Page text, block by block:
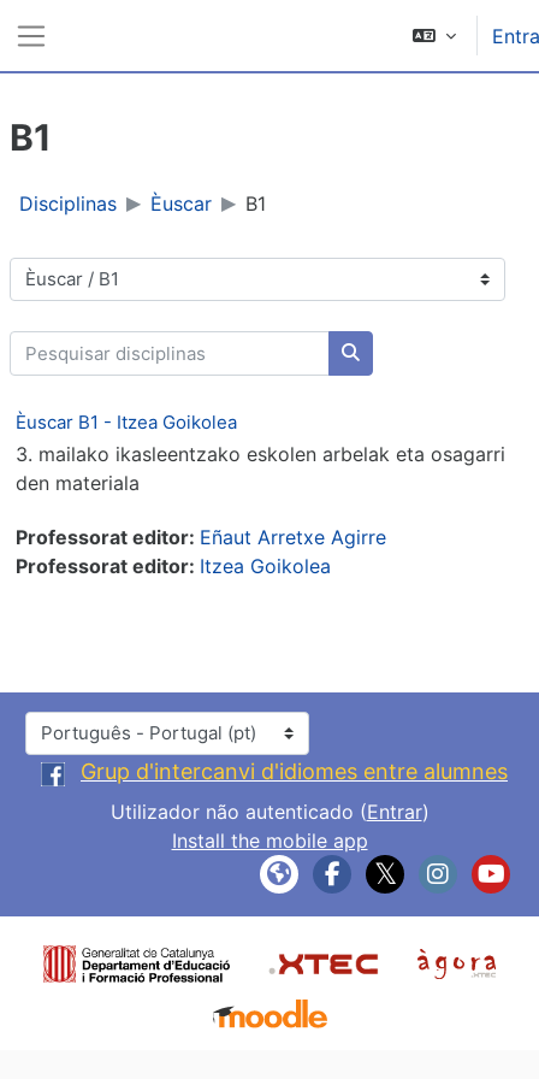
B1
Disciplinas Èuscar B1
Categorias de disciplinas
Pesquisar disciplinas
Pesquisar disciplinas
Èuscar B1 - Itzea Goikolea
3. mailako ikasleentzako eskolen arbelak eta osagarri
den materiala
Professorat editor: Eñaut Arretxe Agirre
Professorat editor: Itzea Goikolea
Idioma
Grup d'intercanvi d'idiomes entre alumnes
Utilizador não autenticado (Entrar)
Install the mobile app